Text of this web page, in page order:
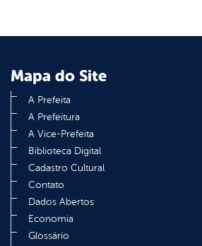
Mapa do Site
A Prefeita
A Prefeitura
A Vice-Prefeita
Biblioteca Digital
Cadastro Cultural
Contato
Dados Abertos
Economia
Glossário